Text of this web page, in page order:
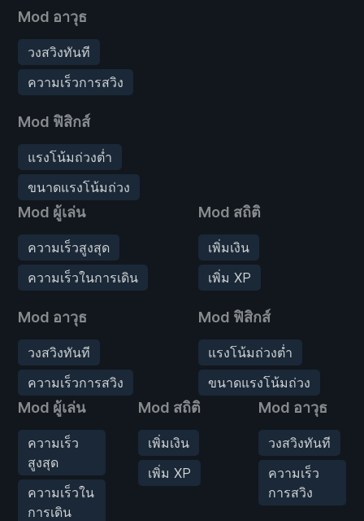
Mod อาวุธ
วงสวิงทันที
ความเร็วการสวิง
Mod ฟิสิกส์
แรงโน้มถ่วงต่ำ
ขนาดแรงโน้มถ่วง
Mod ผู้เล่น
ความเร็วสูงสุด
ความเร็วในการเดิน
Mod อาวุธ
วงสวิงทันที
ความเร็วการสวิง
Mod สถิติ
เพิ่มเงิน
เพิ่ม XP
Mod ฟิสิกส์
แรงโน้มถ่วงต่ำ
ขนาดแรงโน้มถ่วง
Mod ผู้เล่น
ความเร็ว
สูงสุด
ความเร็วใน
การเดิน
Mod สถิติ
เพิ่มเงิน
เพิ่ม XP
Mod อาวุธ
วงสวิงทันที
ความเร็ว
การสวิง